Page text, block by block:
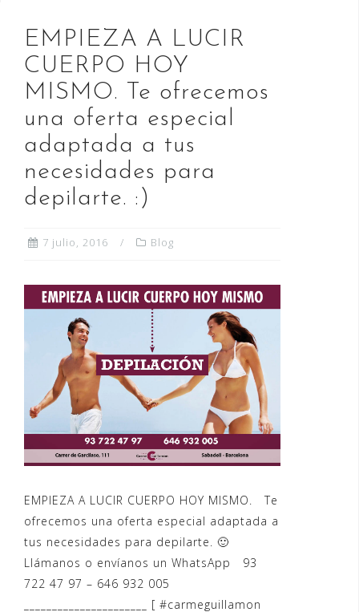
o
k
n r
EMPIEZA A LUCIR
CUERPO HOY
MISMO. Te ofrecemos
una oferta especial
adaptada a tus
necesidades para
depilarte. :)
7 julio, 2016 Blog
EMPIEZA A LUCIR CUERPO HOY MISMO. Te
ofrecemos una oferta especial adaptada a
tus necesidades para depilarte. 🙂
Llámanos o envíanos un WhatsApp 93
722 47 97 – 646 932 005
______________________ [ ‪#‎carmeguillamon‬